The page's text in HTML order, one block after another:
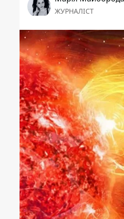
ЖУРНАЛІСТ